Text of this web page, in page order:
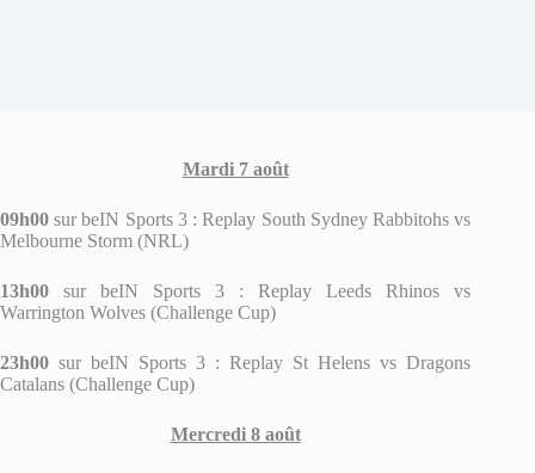
Mardi 7 août
09h00 sur beIN Sports 3 : Replay South Sydney Rabbitohs vs
Melbourne Storm (NRL)
13h00 sur beIN Sports 3 : Replay Leeds Rhinos vs
Warrington Wolves (Challenge Cup)
23h00 sur beIN Sports 3 : Replay St Helens vs Dragons
Catalans (Challenge Cup)
Mercredi 8 août